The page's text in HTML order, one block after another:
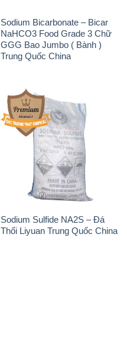
Sodium Bicarbonate – Bicar
NaHCO3 Food Grade 3 Chữ
GGG Bao Jumbo ( Bành )
Trung Quốc China
Sodium Sulfide NA2S – Đá
Thối Liyuan Trung Quốc China